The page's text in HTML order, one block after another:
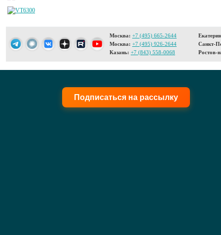
Москва: +7 (495) 665-2644
Москва: +7 (495) 926-2644
Казань: +7 (843) 558-0068
Санкт-
Ростов-
Подписаться на рассылку